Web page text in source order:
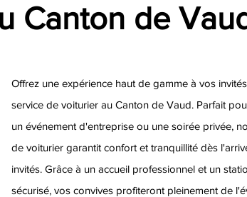
Canton de
Offrez une expérience haut de gamme à vos
service de voiturier au Canton de Vaud. Parfait
un événement d'entreprise ou une soirée privée,
de voiturier garantit confort et tranquillité dès
invités. Grâce à un accueil professionnel et un
sécurisé, vos convives profiteront pleinement de